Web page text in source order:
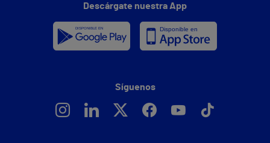
Descárgate nuestra App
Síguenos